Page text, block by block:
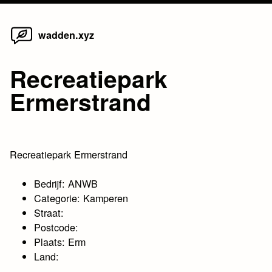
Skip
wadden.xyz
Recreatiepark
Ermerstrand
Recreatiepark Ermerstrand
Bedrijf: ANWB
Categorie: Kamperen
Straat:
Postcode:
Plaats: Erm
Land: